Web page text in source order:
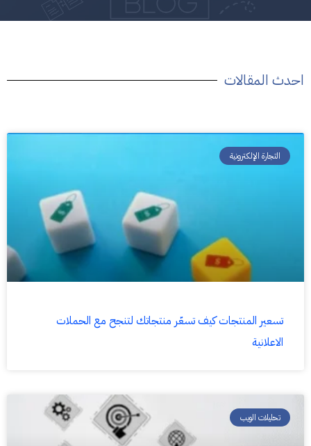
احدث المقالات
التجارة الإلكترونية
تسعير المنتجات كيف تسعّر منتجاتك لتنجح مع الحملات
الاعلانية
تحليلات الويب